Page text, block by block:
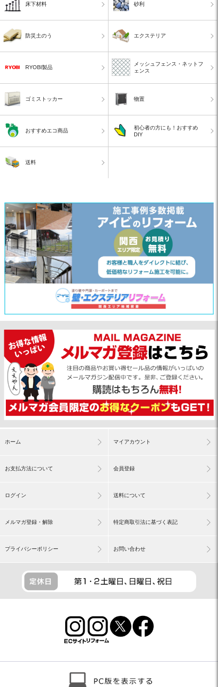
床下材料 砂利
防災土のう エクステリア
RYOBI製品
メッシュフェンス・ネットフ
ェンス
ゴミストッカー 物置
おすすめエコ商品
初心者の方にも！おすすめ
DIY
送料
ホーム マイアカウント
お支払方法について 会員登録
ログイン 送料について
メルマガ登録・解除 特定商取引法に基づく表記
プライバシーポリシー お問い合わせ